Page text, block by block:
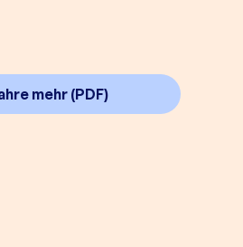
mehr (PDF)